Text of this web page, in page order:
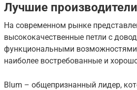
Лучшие производители
На современном рынке
высококачественные петли с
функциональными
наиболее востребованные и
Blum – общепризнанный лидер,